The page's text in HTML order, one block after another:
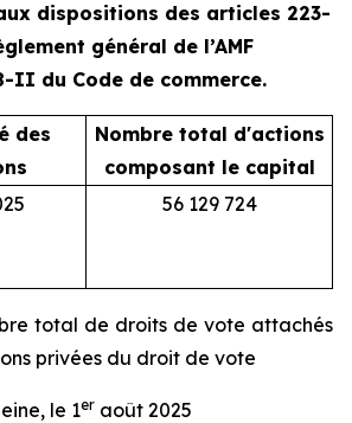
dispositions des articles 223-
général de l’AMF
II du Code de commerce.
des
Nombre total d'actions
composant le capital
56 129 724
total de droits de vote attachés
privées du droit de vote
le 1er août 2025